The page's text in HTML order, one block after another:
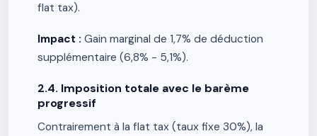
flat tax).
Impact : Gain marginal de 1,7% de déduction
supplémentaire (6,8% - 5,1%).
2.4. Imposition totale avec le barème
progressif
Contrairement à la flat tax (taux fixe 30%), la